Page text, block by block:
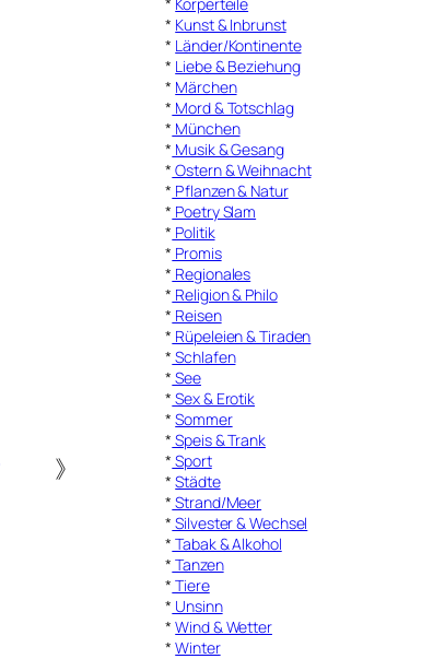
》
* Kunst & Inbrunst
* Länder/Kontinente
* Liebe & Beziehung
* Märchen
* Mord & Totschlag
* München
* Musik & Gesang
* Ostern & Weihnacht
* Pflanzen & Natur
* Poetry Slam
* Politik
* Promis
* Regionales
* Religion & Philo
* Reisen
* Rüpeleien & Tiraden
* Schlafen
* See
* Sex & Erotik
*Sommer
* Speis & Trank
* Sport
*Städte
* Strand/Meer
* Silvester & Wechsel
* Tabak & Alkohol
* Tanzen
* Tiere
* Unsinn
*Wind & Wetter
*Winter